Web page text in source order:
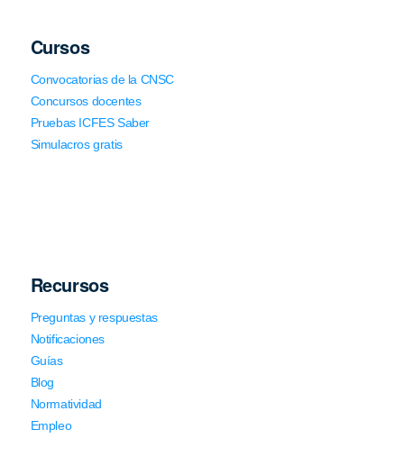
Cursos
Convocatorias de la CNSC
Concursos docentes
Pruebas ICFES Saber
Simulacros gratis
Recursos
Preguntas y respuestas
Notificaciones
Guías
Blog
Normatividad
Empleo